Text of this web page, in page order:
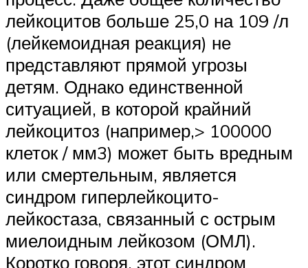
лейкоцитов больше 25,0 на 109 /л
(лейкемоидная реакция) не
представляют прямой угрозы
детям. Однако единственной
ситуацией, в которой крайний
лейкоцитоз (например,> 100000
клеток / мм3) может быть вредным
или смертельным, является
синдром гиперлейкоцито-
лейкостаза, связанный с острым
миелоидным лейкозом (ОМЛ).
Коротко говоря, этот синдром